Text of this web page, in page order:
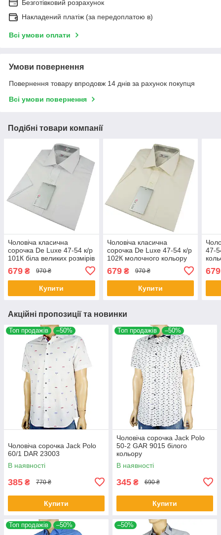
Безготівковий розрахунок
Накладений платіж (за передоплатою в)
Всі умови оплати
Умови повернення
Повернення товару впродовж 14 днів за рахунок покупця
Всі умови повернення
Подібні товари компанії
Чоловіча класична
сорочка De Luxe 47-54 к/р
101К біла великих розмірів
679 ₴ 970 ₴
Купити
Чоловіча класична
сорочка De Luxe 47-54 к/р
102К молочного кольору
679₴ 970 ₴
Купити
47-
679
Акційні пропозиції та новинки
Топ продажів –50%
Чоловіча сорочка Jack Polo
60/1 DAR 23003
В наявності
385 ₴ 770 ₴
Купити
Топ продажів –50%
Чоловіча сорочка Jack Polo
50-2 GAR 9015 білого
кольору
В наявності
345 ₴ 690 ₴
Купити
Топ продажів –50% –50%